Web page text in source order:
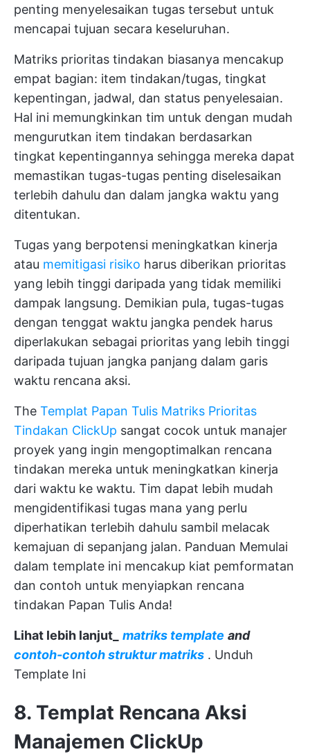
penting menyelesaikan tugas tersebut untuk
mencapai tujuan secara keseluruhan.
Matriks prioritas tindakan biasanya mencakup
empat bagian: item tindakan/tugas, tingkat
kepentingan, jadwal, dan status penyelesaian.
Hal ini memungkinkan tim untuk dengan mudah
mengurutkan item tindakan berdasarkan
tingkat kepentingannya sehingga mereka dapat
memastikan tugas-tugas penting diselesaikan
terlebih dahulu dan dalam jangka waktu yang
ditentukan.
Tugas yang berpotensi meningkatkan kinerja
atau memitigasi risiko harus diberikan prioritas
yang lebih tinggi daripada yang tidak memiliki
dampak langsung. Demikian pula, tugas-tugas
dengan tenggat waktu jangka pendek harus
diperlakukan sebagai prioritas yang lebih tinggi
daripada tujuan jangka panjang dalam garis
waktu rencana aksi.
The Templat Papan Tulis Matriks Prioritas
Tindakan ClickUp sangat cocok untuk manajer
proyek yang ingin mengoptimalkan rencana
tindakan mereka untuk meningkatkan kinerja
dari waktu ke waktu. Tim dapat lebih mudah
mengidentifikasi tugas mana yang perlu
diperhatikan terlebih dahulu sambil melacak
kemajuan di sepanjang jalan. Panduan Memulai
dalam template ini mencakup kiat pemformatan
dan contoh untuk menyiapkan rencana
tindakan Papan Tulis Anda!
Lihat lebih lanjut_ matriks template and
contoh-contoh struktur matriks . Unduh
Template Ini
8. Templat Rencana Aksi
Manajemen ClickUp